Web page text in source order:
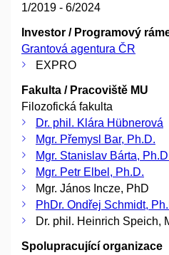
1/2019 - 6/2024
Investor / Programový
Grantová agentura ČR
EXPRO
Fakulta / Pracoviště MU
Filozofická fakulta
Dr. phil. Klára Hübnerová
Mgr. Přemysl Bar, Ph.D.
Mgr. Stanislav Bárta,
Mgr. Petr Elbel, Ph.D.
Mgr. János Incze, PhD
PhDr. Ondřej Schmidt,
Dr. phil. Heinrich Speich,
Spolupracující organizace